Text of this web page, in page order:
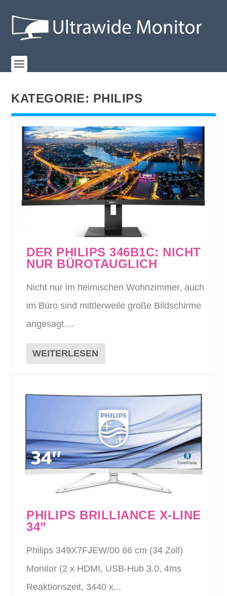
KATEGORIE: PHILIPS
DER PHILIPS 346B1C: NICHT
NUR BÜROTAUGLICH
Nicht nur im heimischen Wohnzimmer, auch
im Büro sind mittlerweile große Bildschirme
angesagt....
WEITERLESEN
PHILIPS BRILLIANCE X-LINE
34”
Philips 349X7FJEW/00 86 cm (34 Zoll)
Monitor (2 x HDMI, USB-Hub 3.0, 4ms
Reaktionszeit, 3440 x...